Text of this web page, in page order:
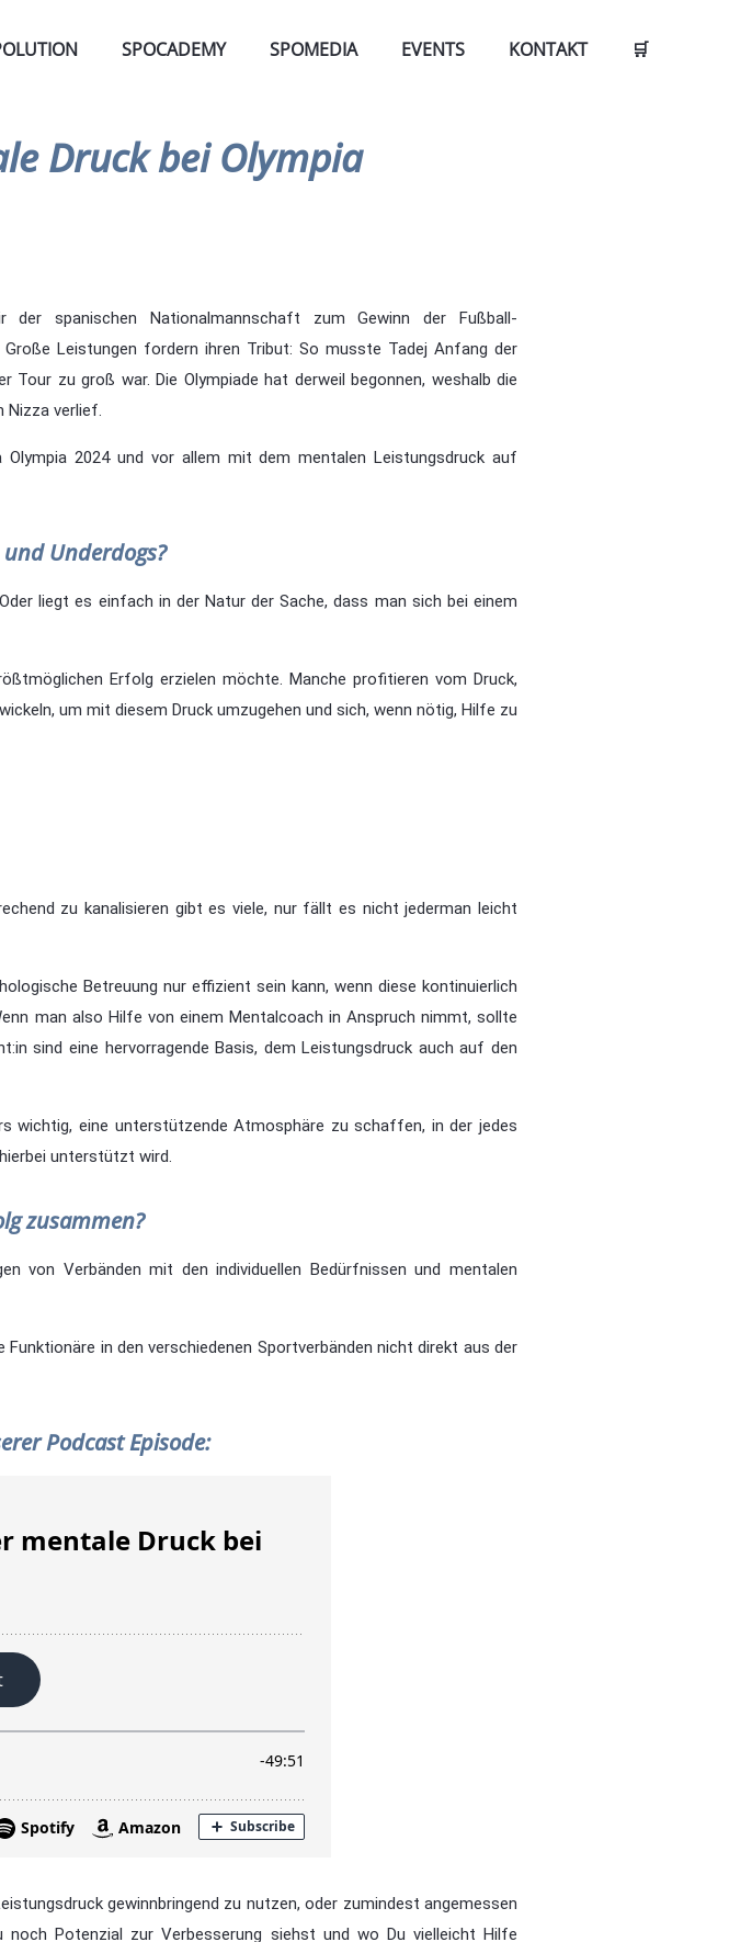
SPOCADEMY SPOMEDIA EVENTS KONTAKT 🛒
Druck bei Olympia
spanischen Nationalmannschaft zum Gewinn der Fußball-
Leistungen fordern ihren Tribut: So musste Tadej Anfang der
Tour zu groß war. Die Olympiade hat derweil begonnen, weshalb die
Nizza verlief.
2024 und vor allem mit dem mentalen Leistungsdruck auf
Underdogs?
liegt es einfach in der Natur der Sache, dass man sich bei einem
Erfolg erzielen möchte. Manche profitieren vom Druck,
um mit diesem Druck umzugehen und sich, wenn nötig, Hilfe zu
zu kanalisieren gibt es viele, nur fällt es nicht jederman leicht
Betreuung nur effizient sein kann, wenn diese kontinuierlich
man also Hilfe von einem Mentalcoach in Anspruch nimmt, sollte
sind eine hervorragende Basis, dem Leistungsdruck auch auf den
wichtig, eine unterstützende Atmosphäre zu schaffen, in der jedes
unterstützt wird.
zusammen?
von Verbänden mit den individuellen Bedürfnissen und mentalen
in den verschiedenen Sportverbänden nicht direkt aus der
Podcast Episode:
gewinnbringend zu nutzen, oder zumindest angemessen
Potenzial zur Verbesserung siehst und wo Du vielleicht Hilfe